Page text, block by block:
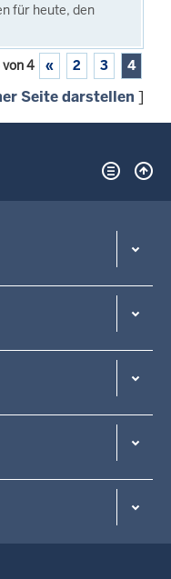
für heute, den
4 « 2 3 4
Seite darstellen ]